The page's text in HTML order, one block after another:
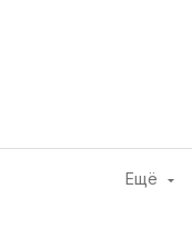
Ещё